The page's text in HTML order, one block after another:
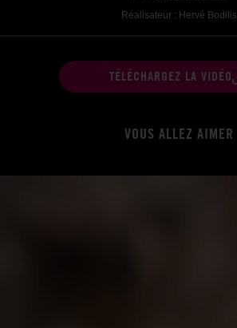
Réalisateur : Hervé Bodilis
TÉLÉCHARGEZ LA VIDÉO
VOUS ALLEZ AIMER